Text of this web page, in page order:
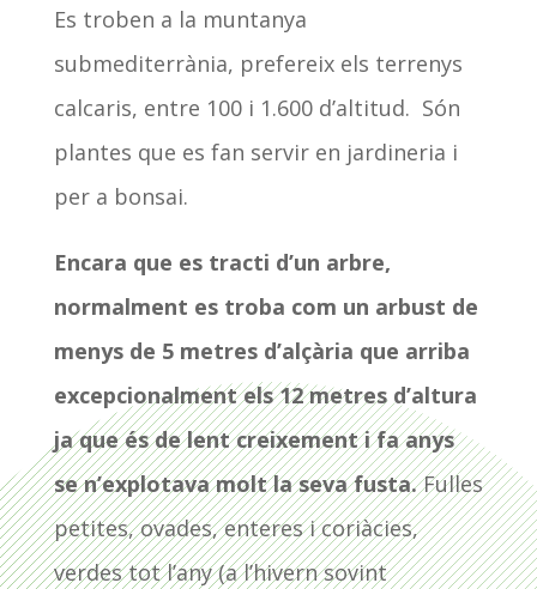
Es troben a la muntanya
submediterrània, prefereix els terrenys
calcaris, entre 100 i 1.600 d’altitud. Són
plantes que es fan servir en jardineria i
per a bonsai.
Encara que es tracti d’un arbre,
normalment es troba com un arbust de
menys de 5 metres d’alçària que arriba
excepcionalment els 12 metres d’altura
ja que és de lent creixement i fa anys
se n’explotava molt la seva fusta.Fulles
petites, ovades, enteres i coriàcies,
verdes tot l’any (a l’hivern sovint